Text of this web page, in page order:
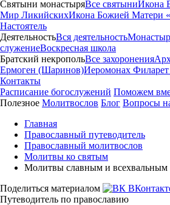
Святыни монастыряВсе святыниИкона
Мир ЛикийскихИкона Божией Матери
Настоятель
ДеятельностьВся деятельность
служениеВоскресная школа
Братский некропольВсе захоронения
Ермоген (Шаринов)Иеромонах Филарет
Контакты
Расписание богослужений Поможем
Полезное Молитвослов Блог Вопросы
Главная
Православный путеводитель
Православный молитвослов
Молитвы ко святым
Молитвы славным и всехвальным
Поделиться материалом
Путеводитель по православию